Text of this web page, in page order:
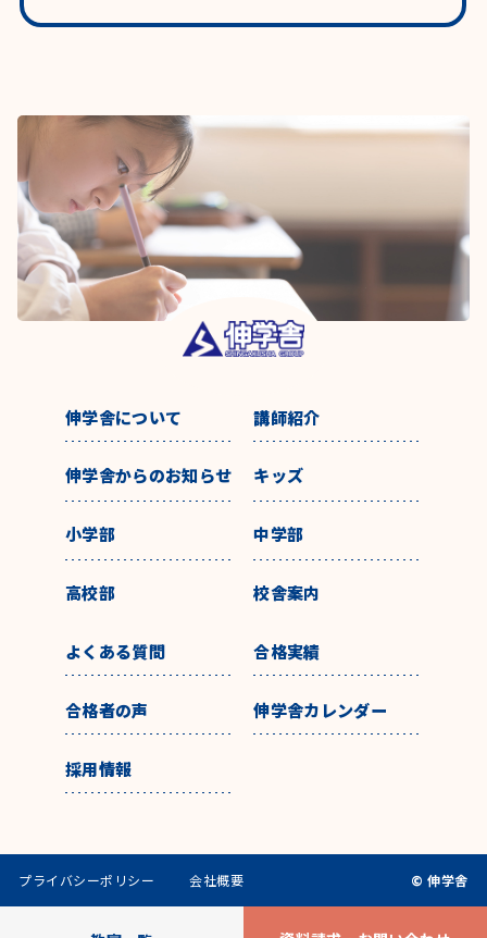
伸学舎について 講師紹介
伸学舎からのお知らせ キッズ
小学部 中学部
高校部 校舎案内
よくある質問 合格実績
合格者の声 伸学舎カレンダー
採用情報
プライバシーポリシー 会社概要 © 伸学舎